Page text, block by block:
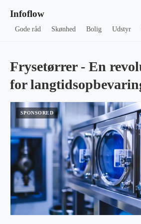
Infoflow
Gode råd Skønhed Bolig Udstyr
Frysetørrer - En
for